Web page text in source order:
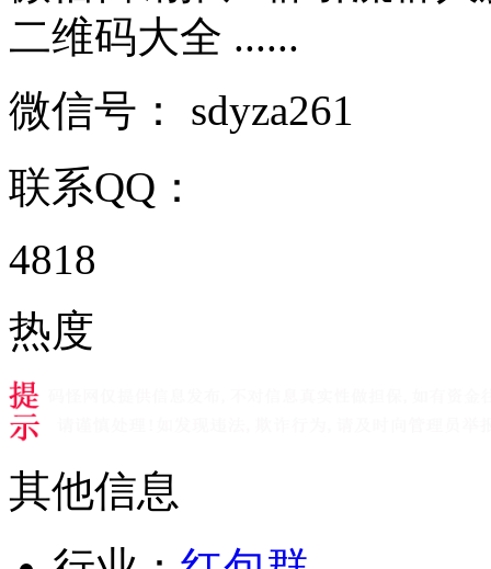
二维码大全 ......
微信号： sdyza261
联系QQ：
4818
热度
其他信息